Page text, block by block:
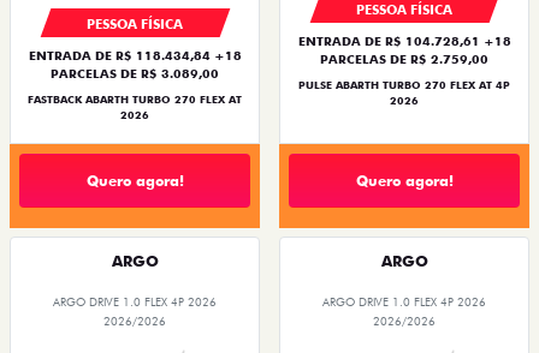
PESSOA FÍSICA
ENTRADA DE R$ 118.434,84 +18
PARCELAS DE R$ 3.089,00
FASTBACK ABARTH TURBO 270 FLEX AT
2026
Quero agora!
PESSOA FÍSICA
ENTRADA DE R$ 104.728,61 +18
PARCELAS DE R$ 2.759,00
PULSE ABARTH TURBO 270 FLEX AT 4P
2026
Quero agora!
ARGO
ARGO DRIVE 1.0 FLEX 4P 2026
2026/2026
ARGO
ARGO DRIVE 1.0 FLEX 4P 2026
2026/2026